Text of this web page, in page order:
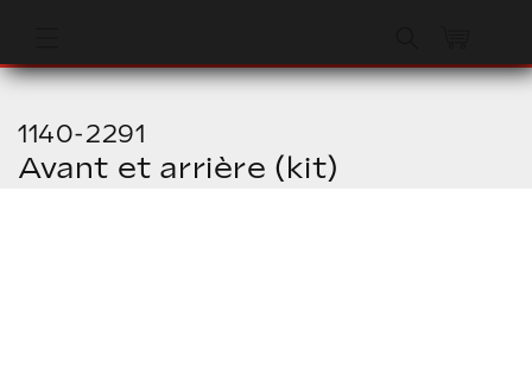
contenu
1140-2291
Avant et arrière (kit)